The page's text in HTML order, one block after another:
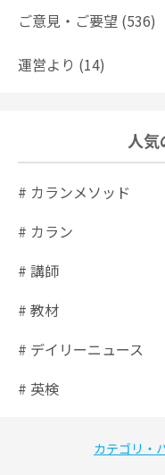
ご意見・ご要望 (536)
運営より (14)
人気
# カランメソッド
# カラン
# 講師
# 教材
# デイリーニュース
# 英検
カテゴリ・